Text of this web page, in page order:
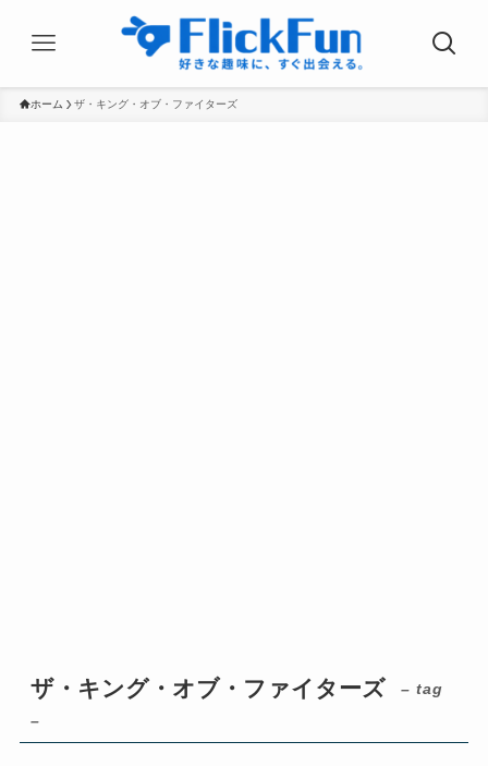
ホーム ザ・キング・オブ・ファイターズ
ザ・キング・オブ・ファイターズ
– tag
–